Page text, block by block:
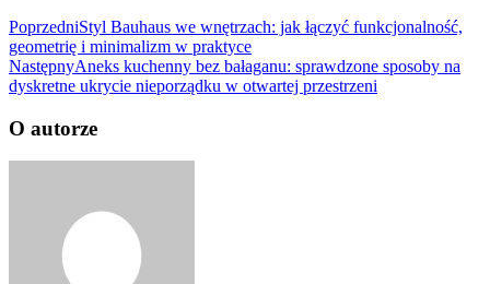
PoprzedniStyl Bauhaus we wnętrzach: jak łączyć funkcjonalność,
geometrię i minimalizm w praktyce
NastępnyAneks kuchenny bez bałaganu: sprawdzone sposoby na
dyskretne ukrycie nieporządku w otwartej przestrzeni
O autorze